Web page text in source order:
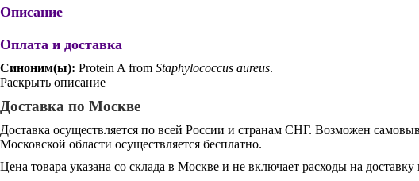
Описание
Оплата и доставка
Синоним(ы): Protein A from Staphylococcus aureus.
Раскрыть описание
Доставка по Москве
Доставка осуществляется по всей России и странам СНГ. Возможен
Московской области осуществляется бесплатно.
Цена товара указана со склада в Москве и не включает расходы на доставку